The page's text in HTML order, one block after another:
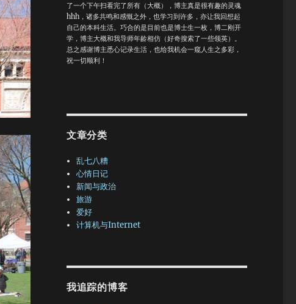
了一个下午扫看完了所有（大概），博主真是很有趣的灵魂
hhh，诸多共鸣和感慨之外，也学习到许多，亦让我回想起
自己的本科生活。巧合的是目前也是博士生一枚，博二刚开
学，博主大概和我导师年龄相仿（好奇搜索了一些领英）。
总之感谢博主悉心记录生活，也给我机会一窥人生之多彩，
祝一切顺利！
文章分类
乱七八糟
心情日记
新闻与政治
旅游
爱好
计算机与Internet
我追踪的博客